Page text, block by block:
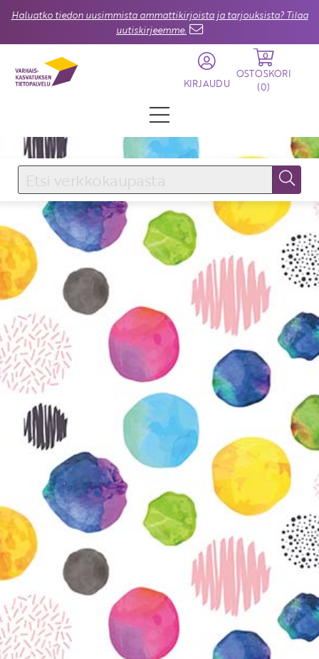
Haluatko tiedon uusimmista ammattikirjoista ja tarjouksista? Tilaa
uutiskirjeemme.
KIRJAUDU
0
OSTOSKORI
(0)
KIRJAUDU SISÄÄN
Käyttäjätunnus
Salasana
Unohtuiko salasana?
KIRJAUDU SISÄÄN
Etkö ole vielä Varhaiskasvatuksen Tietopalvelun
jäsen?
Liity tästä!